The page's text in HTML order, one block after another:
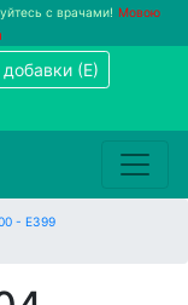
с врачами! Мовою
(Е)
- Е399